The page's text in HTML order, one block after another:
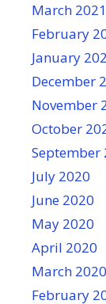
March 2021
February
January
December
November
October
September
July 2020
June 2020
May 2020
April 2020
March 2020
February